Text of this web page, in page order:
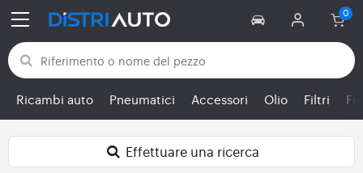
Torna alle categorie
Ricambi auto Pneumatici Accessori Olio Filtri
Effettuare una ricerca